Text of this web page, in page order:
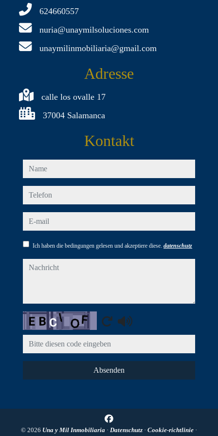
624660557
nuria@unaymilsoluciones.com
unaymilinmobiliaria@gmail.com
Adresse
calle los ovalle 17
37004 Salamanca
Kontakt
name
telefon
e-mail
Ich haben die bedingungen gelesen und akzeptiere diese. datenschutz
nachricht
Captcha
Absenden
© 2026 Una y Mil Inmobiliaria · Datenschutz · Cookie-richtlinie ·